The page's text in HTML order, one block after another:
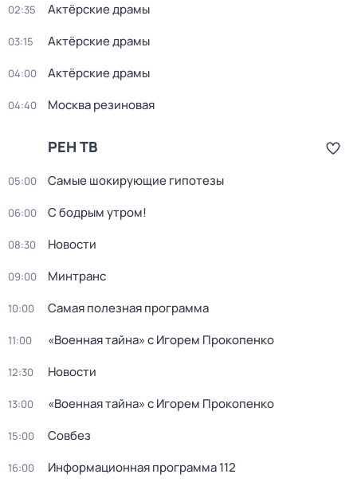
02:35 Актёрские драмы
03:15 Актёрские драмы
04:00 Актёрские драмы
04:40 Москва резиновая
РЕН ТВ
05:00 Самые шoкиpующие гипотезы
06:00 С бодрым утром!
08:30 Новости
09:00 Минтранс
10:00 Самая полезная программа
11:00 «Военная тайна» с Игорем Прокопенко
12:30 Новости
13:00 «Военная тайна» с Игорем Прокопенко
15:00 Совбез
16:00 Информационная программа 112